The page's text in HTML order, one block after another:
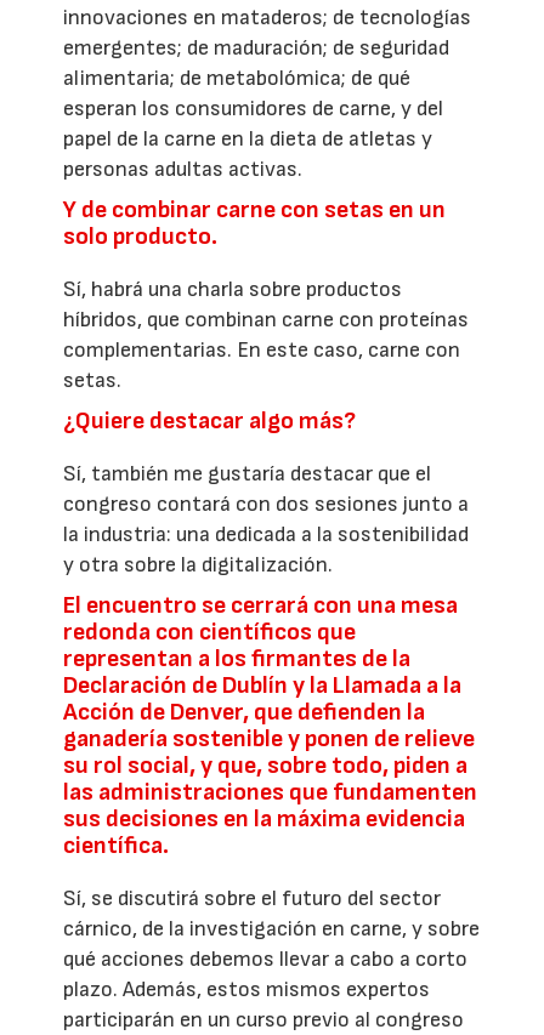
innovaciones en mataderos; de tecnologías
emergentes; de maduración; de seguridad
alimentaria; de metabolómica; de qué
esperan los consumidores de carne, y del
papel de la carne en la dieta de atletas y
personas adultas activas.
Y de combinar carne con setas en un
solo producto.
Sí, habrá una charla sobre productos
híbridos, que combinan carne con proteínas
complementarias. En este caso, carne con
setas.
¿Quiere destacar algo más?
Sí, también me gustaría destacar que el
congreso contará con dos sesiones junto a
la industria: una dedicada a la sostenibilidad
y otra sobre la digitalización.
El encuentro se cerrará con una mesa
redonda con científicos que
representan a los firmantes de la
Declaración de Dublín y la Llamada a la
Acción de Denver, que defienden la
ganadería sostenible y ponen de relieve
su rol social, y que, sobre todo, piden a
las administraciones que fundamenten
sus decisiones en la máxima evidencia
científica.
Sí, se discutirá sobre el futuro del sector
cárnico, de la investigación en carne, y sobre
qué acciones debemos llevar a cabo a corto
plazo. Además, estos mismos expertos
participarán en un curso previo al congreso